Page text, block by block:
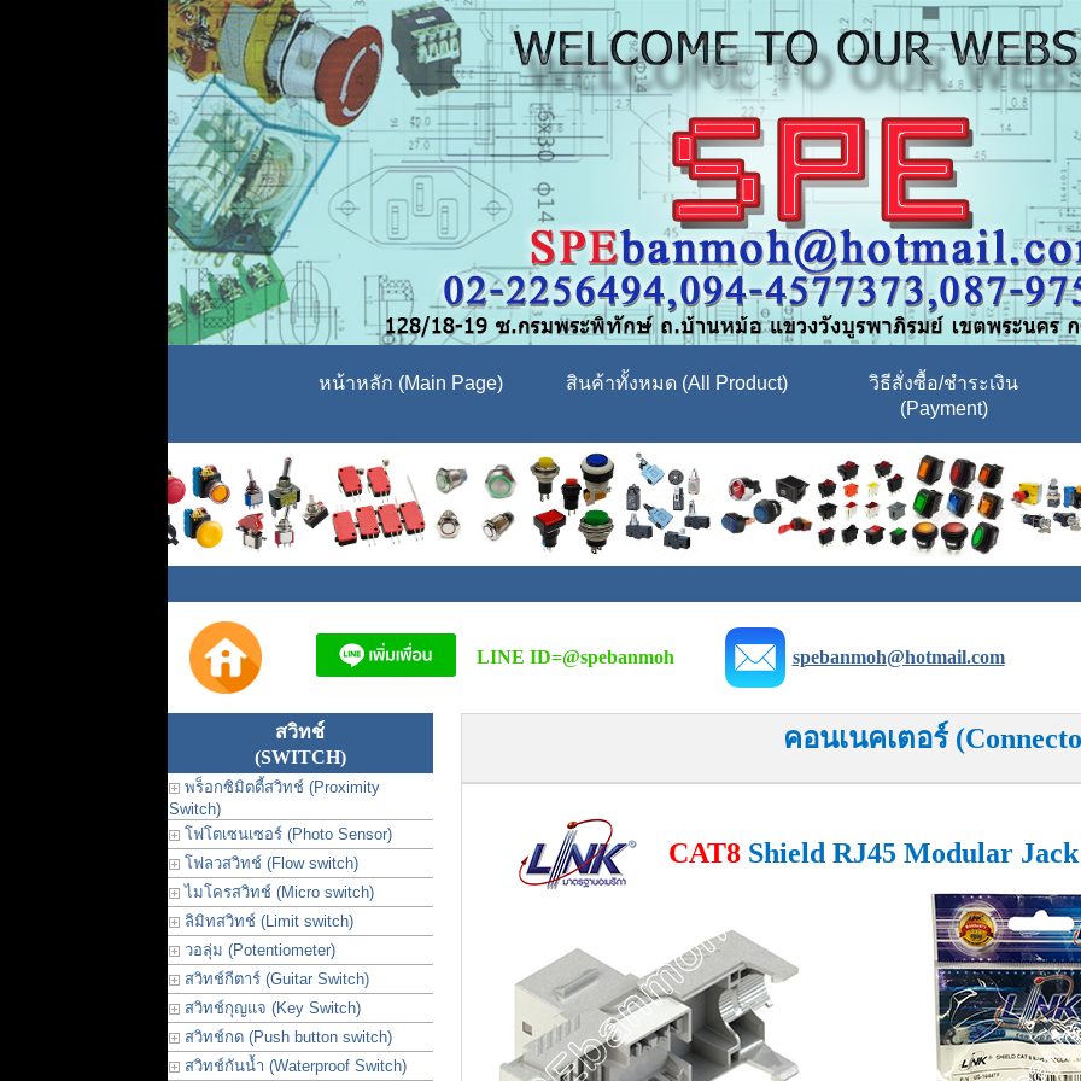
หน้าหลัก (Main Page) สินค้าทั้งหมด (All Product)
วิธีสั่งซื้อ/ชำระเงิน
(Payment)
LINE ID=@spebanmoh spebanmoh@hotmail.com
สวิทช์
(SWITCH)
พร็อกซิมิตตี้สวิทช์ (Proximity
Switch)
โฟโตเซนเซอร์ (Photo Sensor)
โฟลวสวิทช์ (Flow switch)
ไมโครสวิทช์ (Micro switch)
ลิมิทสวิทช์ (Limit switch)
วอลุ่ม (Potentiometer)
สวิทช์กีตาร์ (Guitar Switch)
สวิทช์กุญแจ (Key Switch)
สวิทช์กด (Push button switch)
สวิทช์กันน้ำ (Waterproof Switch)
คอนเนคเตอร์
CAT8 Shield RJ45 Modular Jack